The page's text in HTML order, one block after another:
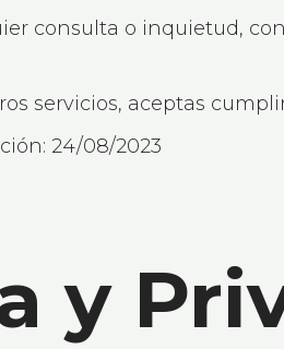
consulta o inquietud,
servicios, aceptas
24/08/2023
y